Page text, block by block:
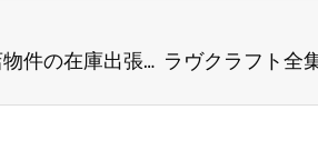
【長野県佐久市の古本買取事例】閉店物件の在庫出張買取。ゴルゴ13さいとうたかお先生直筆色紙など